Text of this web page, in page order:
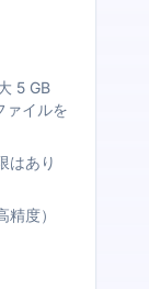
5 GB
ァイルを
はあり
度）